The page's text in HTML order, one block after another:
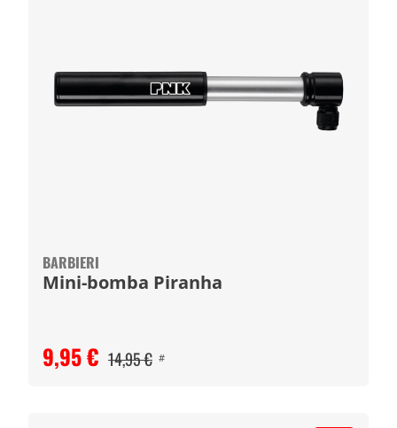
BARBIERI
Mini-bomba Piranha
9,95 € 14,95 € #